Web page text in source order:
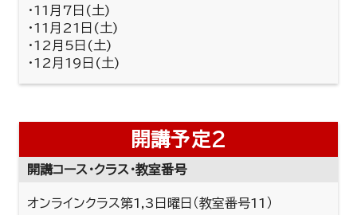
・11月7日(土)
・11月21日(土)
・12月5日(土)
・12月19日(土)
開講予定2
開講コース・クラス・教室番号
オンラインクラス第1,3日曜日（教室番号11）